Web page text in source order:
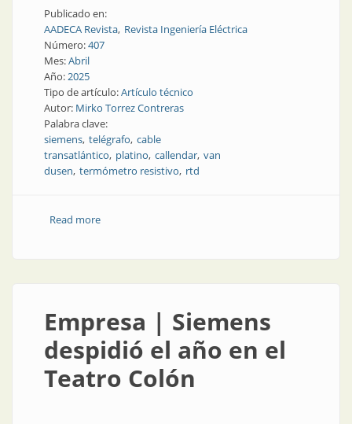
Publicado en:
AADECA Revista Revista Ingeniería Eléctrica
Número:407
Mes:Abril
Año:2025
Tipo de artículo:Artículo técnico
Autor: Mirko Torrez Contreras
Palabra clave:
siemens telégrafo cable
transatlántico platino callendar van
dusen termómetro resistivo rtd
Read moreabout Cómo medir temperatura y evitar quemaduras
Empresa | Siemens
despidió el año en el
Teatro Colón